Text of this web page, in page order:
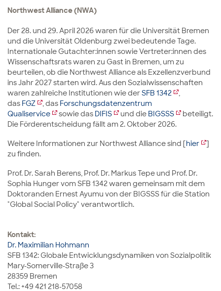
Northwest Alliance (NWA)
Der 28. und 29. April 2026 waren für die Universität Bremen
und die Universität Oldenburg zwei bedeutende Tage.
Internationale Gutachter:innen sowie Vertreter:innen des
Wissenschaftsrats waren zu Gast in Bremen, um zu
beurteilen, ob die Northwest Alliance als Exzellenzverbund
ins Jahr 2027 starten wird. Aus den Sozialwissenschaften
waren zahlreiche Institutionen wie derSFB 1342
,
das FGZ , das Forschungsdatenzentrum
Qualiservice
sowie das DIFIS und die BIGSSS
beteiligt.
Die Förderentscheidung fällt am 2. Oktober 2026.
Weitere Informationen zur Northwest Alliance sind [hier
]
zu finden.
Prof. Dr. Sarah Berens, Prof. Dr. Markus Tepe und Prof. Dr.
Sophia Hunger vom SFB 1342 waren gemeinsam mit dem
Doktoranden Ernest Ayumu von der BIGSSS für die Station
"Global Social Policy" verantwortlich.
Kontakt:
Dr. Maximilian Hohmann
SFB 1342: Globale Entwicklungsdynamiken von Sozialpolitik
Mary-Somerville-Straße 3
28359 Bremen
Tel.: +49 421 218-57058